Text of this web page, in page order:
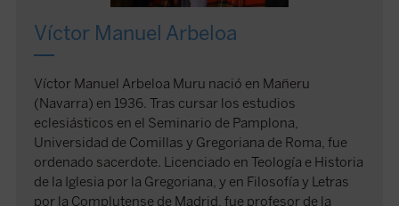
Víctor Manuel Arbeloa
Víctor Manuel Arbeloa Muru nació en Mañeru
(Navarra) en 1936. Tras cursar los estudios
eclesiásticos en el Seminario de Pamplona,
Universidad de Comillas y Gregoriana de Roma, fue
ordenado sacerdote. Licenciado en Teología e Historia
de la Iglesia por la Gregoriana, y en Filosofía y Letras
por la Complutense de Madrid, fue profesor de la